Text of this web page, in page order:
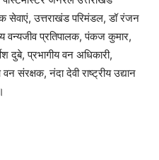
उत्तराखंड परिमंडल, डॉ रंजन
वन्यजीव प्रतिपालक, पंकज कुमार,
दुबे, प्रभागीय वन अधिकारी,
संरक्षक, नंदा देवी राष्ट्रीय उद्यान